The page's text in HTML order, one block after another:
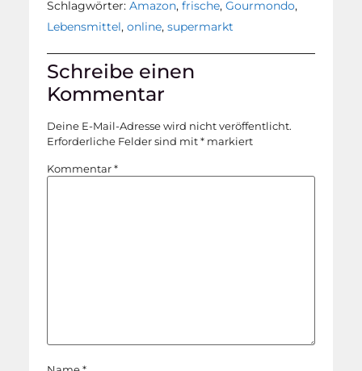
Schlagwörter:Amazon,frische,Gourmondo,
Lebensmittel,online,supermarkt
Schreibe einen
Kommentar
Deine E-Mail-Adresse wird nicht veröffentlicht.
Erforderliche Felder sind mit* markiert
Kommentar*